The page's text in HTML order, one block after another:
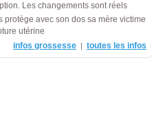
Les changements sont réels
protège avec son dos sa mère victime
utérine
infos grossesse | toutes les infos